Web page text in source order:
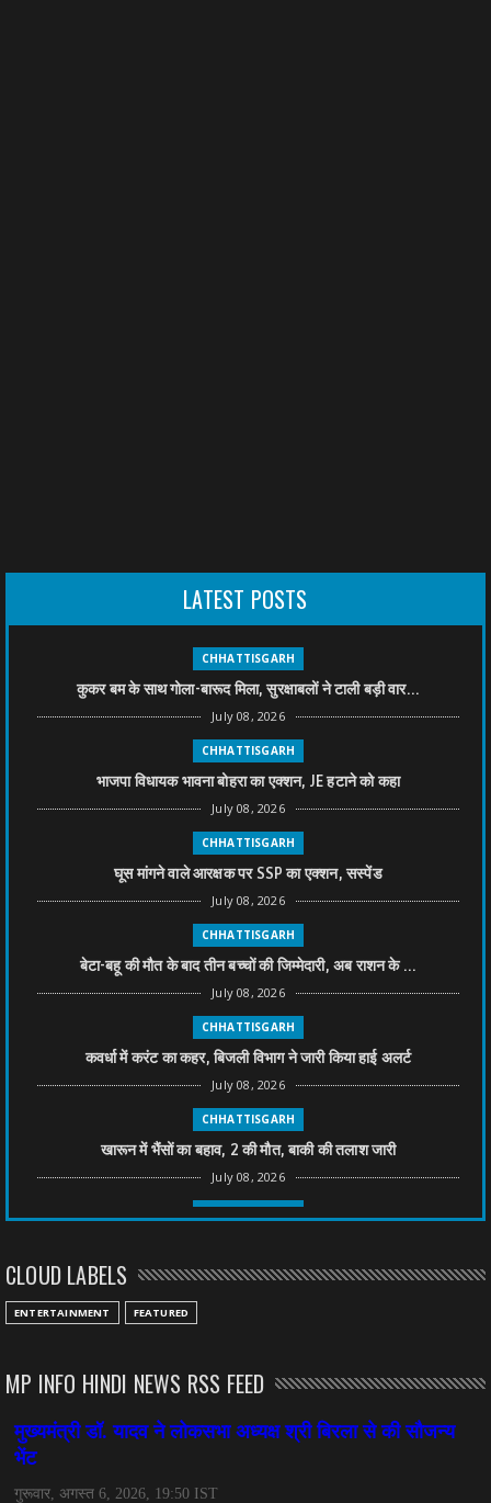
LATEST POSTS
CHHATTISGARH
कुकर बम के साथ गोला-बारूद मिला, सुरक्षाबलों ने टाली बड़ी वार...
July 08, 2026
CHHATTISGARH
भाजपा विधायक भावना बोहरा का एक्शन, JE हटाने को कहा
July 08, 2026
CHHATTISGARH
घूस मांगने वाले आरक्षक पर SSP का एक्शन, सस्पेंड
July 08, 2026
CHHATTISGARH
बेटा-बहू की मौत के बाद तीन बच्चों की जिम्मेदारी, अब राशन के ...
July 08, 2026
CHHATTISGARH
कवर्धा में करंट का कहर, बिजली विभाग ने जारी किया हाई अलर्ट
July 08, 2026
CHHATTISGARH
खारून में भैंसों का बहाव, 2 की मौत, बाकी की तलाश जारी
July 08, 2026
CHHATTISGARH
July 08, 2026
CHHATTISGARH
महादेव ऐप केस में बड़ा एक्शन, सौरभ चंद्राकर हिरासत में
CHHATTISGARH
CLOUD LABELS
ENTERTAINMENT FEATURED
MP INFO HINDI NEWS RSS FEED